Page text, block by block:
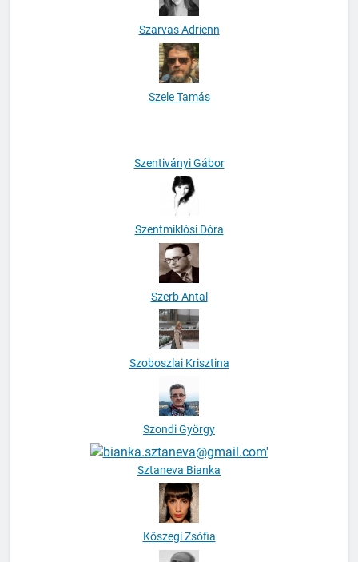
Szarvas Adrienn
Szele Tamás
Szentmiklósi Dóra
Szerb Antal
Szoboszlai Krisztina
Szondi György
Kőszegi Zsófia